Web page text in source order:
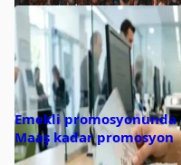
Emekli
Maaş kadar promosyon